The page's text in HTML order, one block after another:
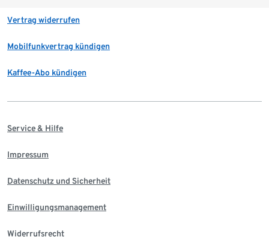
Vertrag widerrufen
Mobilfunkvertrag kündigen
Kaffee-Abo kündigen
Service & Hilfe
Impressum
Datenschutz und Sicherheit
Einwilligungsmanagement
Widerrufsrecht